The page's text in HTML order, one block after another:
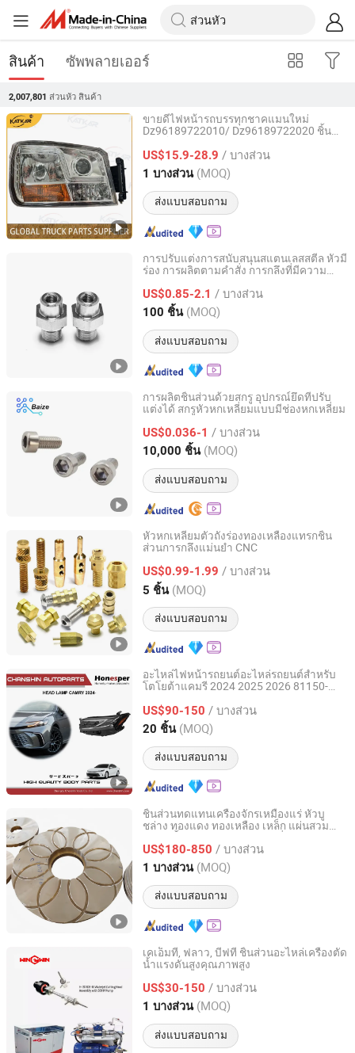
สินค้า ซัพพลายเออร์
2,007,801 ส่วนหัว สินค้า
ขายดีไฟหน้ารถบรรทุกชาคแมนใหม่
Dz96189722010/ Dz96189722020 ชิ้น
สำหรับขาย
US$15.9-28.9 / บางส่วน
1 บางส่วน (MOQ)
ส่งแบบสอบถาม
Shandong Zhida International Trade Co., Ltd.
Shandong, China อัตราจาก 2026
การปรับแต่งการสนับสนุนสแตนเลสสตีล หัวมี
ร่อง การผลิตตามคำสั่ง การกลึงที่มีความ
US$0.85-2.1 / บางส่วน
100 ชิ้น (MOQ)
ส่งแบบสอบถาม
Wuxi Ingks Metal Parts Co., Ltd.
Jiangsu, China อัตราจาก 2022
การผลิตชิ้นส่วนด้วยสกรู อุปกรณ์ยึดที่ปรับ
แต่งได้ สกรูหัวหกเหลี่ยมแบบมีช่องหกเหลี่ยม
US$0.036-1 / บางส่วน
10,000 ชิ้น (MOQ)
ส่งแบบสอบถาม
Guangdong Baize High Technology Co., Ltd.
Guangdong, China อัตราจาก 2022
หัวหกเหลี่ยมตัวถังร่องทองเหลืองแทรกชิ้น
ส่วนการกลึงแม่นยำ CNC
US$0.99-1.99 / บางส่วน
5 ชิ้น (MOQ)
ส่งแบบสอบถาม
Wuxi Ingks Metal Parts Co., Ltd.
Jiangsu, China อัตราจาก 2022
อะไหล่ไฟหน้ารถยนต์อะไหล่รถยนต์สำหรับ
โตโยต้าแคมรี 2024 2025 2026 81150-
US$90-150 / บางส่วน
20 ชิ้น (MOQ)
ส่งแบบสอบถาม
Chengdu Chanshin Trade Co., Ltd.
Sichuan, China อัตราจาก 2022
ชิ้นส่วนทดแทนเครื่องจักรเหมืองแร่ หัวบู
ชล่าง ทองแดง ทองเหลือง เหล็ก แผ่นสวม
และกรวย
US$180-850 / บางส่วน
1 บางส่วน (MOQ)
ส่งแบบสอบถาม
Nanjing Gloria International Trading Co., Ltd.
Jiangsu, China อัตราจาก 2023
เคเอ็มที, ฟลาว, บีฟที ชิ้นส่วนอะไหล่เครื่องตัด
น้ำแรงดันสูงคุณภาพสูง
US$30-150 / บางส่วน
1 บางส่วน (MOQ)
ส่งแบบสอบถาม
Shenyang Win-Win Waterjet Co., Ltd
Liaoning, China อัตราจาก 2026